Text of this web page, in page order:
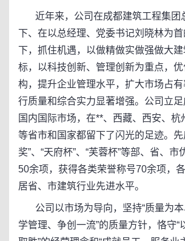
近年来，公司在成都建筑工程集团
下、在以总经理、党委书记刘晓林为
下，抓住机遇，以做精做实做强做大
标，以科技创新、管理创新为重点，
构，提升企业管理水平，扩大市场占
行质量和综合实力显著增强。公司立
国内国际市场，在**、西藏、西安、杭
等省市和国家都留下了闪光的足迹。先
奖”、“天府杯”、“芙蓉杯”等部、省、
50余项，获得各类荣誉称号70余项，
居省、市建筑行业先进水平。
公司以市场为导向，坚持“质量为本
学管理、争创一流”的质量方针，恪守“